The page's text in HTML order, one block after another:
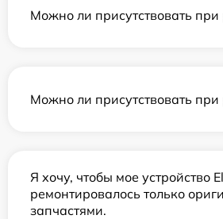
Можно ли присутствовать при
Можно ли присутствовать при
Я хочу, чтобы мое устройство
ремонтировалось только
запчастями.